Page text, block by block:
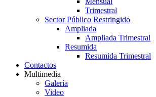
Trimestral
Sector Público Restringido
Ampliada
Ampliada Trimestral
Resumida
Resumida Trimestral
Contactos
Multimedia
Galería
Video